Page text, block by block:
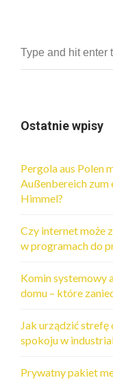
i
g
j
p
o
p
s
a
c
h
Ostatnie wpisy
Pergola aus Polen
Außenbereich zum
Himmel?
Czy internet może
w programach do
Komin systemowy
domu – które
Jak urządzić
spokoju w
Prywatny pakiet